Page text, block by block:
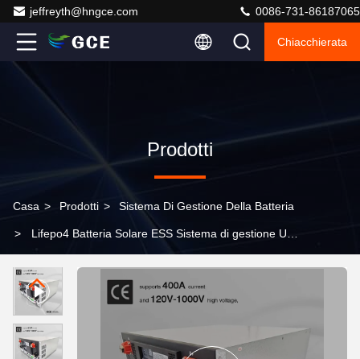
jeffreyth@hngce.com 0086-731-86187065
Chiacchierata
Prodotti
Casa > Prodotti > Sistema Di Gestione Della Batteria
> Lifepo4 Batteria Solare ESS Sistema di gestione UPS